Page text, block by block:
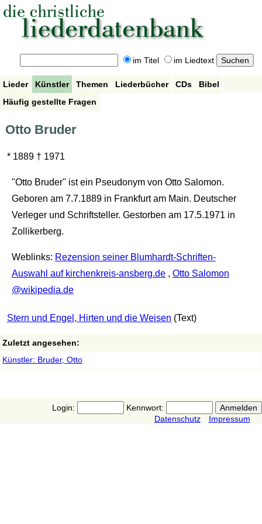
im Titel im Liedtext
Lieder Künstler Themen Liederbücher CDs
Bibel
Häufig gestellte Fragen
Otto Bruder
* 1889 † 1971
"Otto Bruder" ist ein Pseudonym von Otto Salomon.
Geboren am 7.7.1889 in Frankfurt am Main. Deutscher
Verleger und Schriftsteller. Gestorben am 17.5.1971 in
Zollikerberg.
Weblinks: Rezension seiner Blumhardt-Schriften-
Auswahl auf kirchenkreis-ansberg.de, Otto Salomon
@wikipedia.de
Stern und Engel, Hirten und die Weisen (Text)
Zuletzt angesehen:
Künstler: Bruder, Otto
Login:
Kennwort:
Datenschutz
Impressum